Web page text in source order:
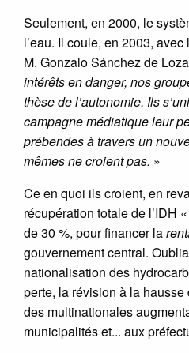
Seulement, en 2000, le
l’eau. Il coule, en 2003,
M. Gonzalo Sánchez de
intérêts en danger, nos
thèse de l’autonomie. Ils
campagne médiatique leur
prébendes à travers un
mêmes ne croient pas. »
Ce en quoi ils croient, en
récupération totale de l’IDH
de 30 %, pour financer la
gouvernement central.
nationalisation des
perte, la révision à la hausse
des multinationales
municipalités et... aux